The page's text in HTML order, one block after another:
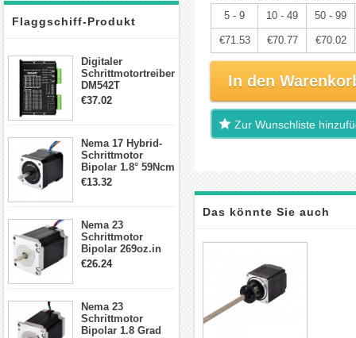
Flaggschiff-Produkt
Digitaler
Schrittmotortreiber
DM542T
Schrittmotor
Schrittmotor
€37.02
Nema 17 Hybrid-
Schrittmotor
Bipolar 1.8° 59Ncm
2A 4 Drähte mit 1m
€13.32
Nema 23
Schrittmotor
Bipolar 269oz.in
2,8A 57x57x76mm
€26.24
Nema 23
Schrittmotor
Bipolar 1.8 Grad
5 - 9
10 - 49 50 - 99
€71.53 €70.77 €70.02
In den
Zur Wunschliste
Das könnte Sie auch
interessieren